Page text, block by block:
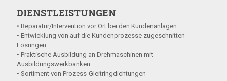
DIENSTLEISTUNGEN
• Reparatur/Intervention vor Ort bei den Kundenanlagen
• Entwicklung von auf die Kundenprozesse zugeschnitten
Lösungen
• Praktische Ausbildung an Drehmaschinen mit
Ausbildungswerkbänken
• Sortiment von Prozess-Gleitringdichtungen